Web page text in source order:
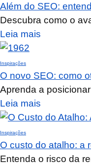
Além do SEO:
Descubra como o
Leia mais
Inspirações
O novo SEO: como
Aprenda a
Leia mais
Inspirações
O custo do atalho: a
Entenda o risco da